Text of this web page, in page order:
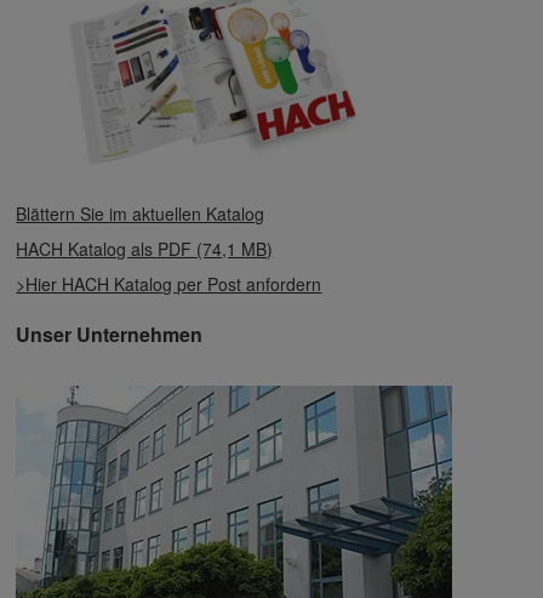
Blättern Sie im aktuellen Katalog
HACH Katalog als PDF (74,1 MB)
>Hier HACH Katalog per Post anfordern
Unser Unternehmen